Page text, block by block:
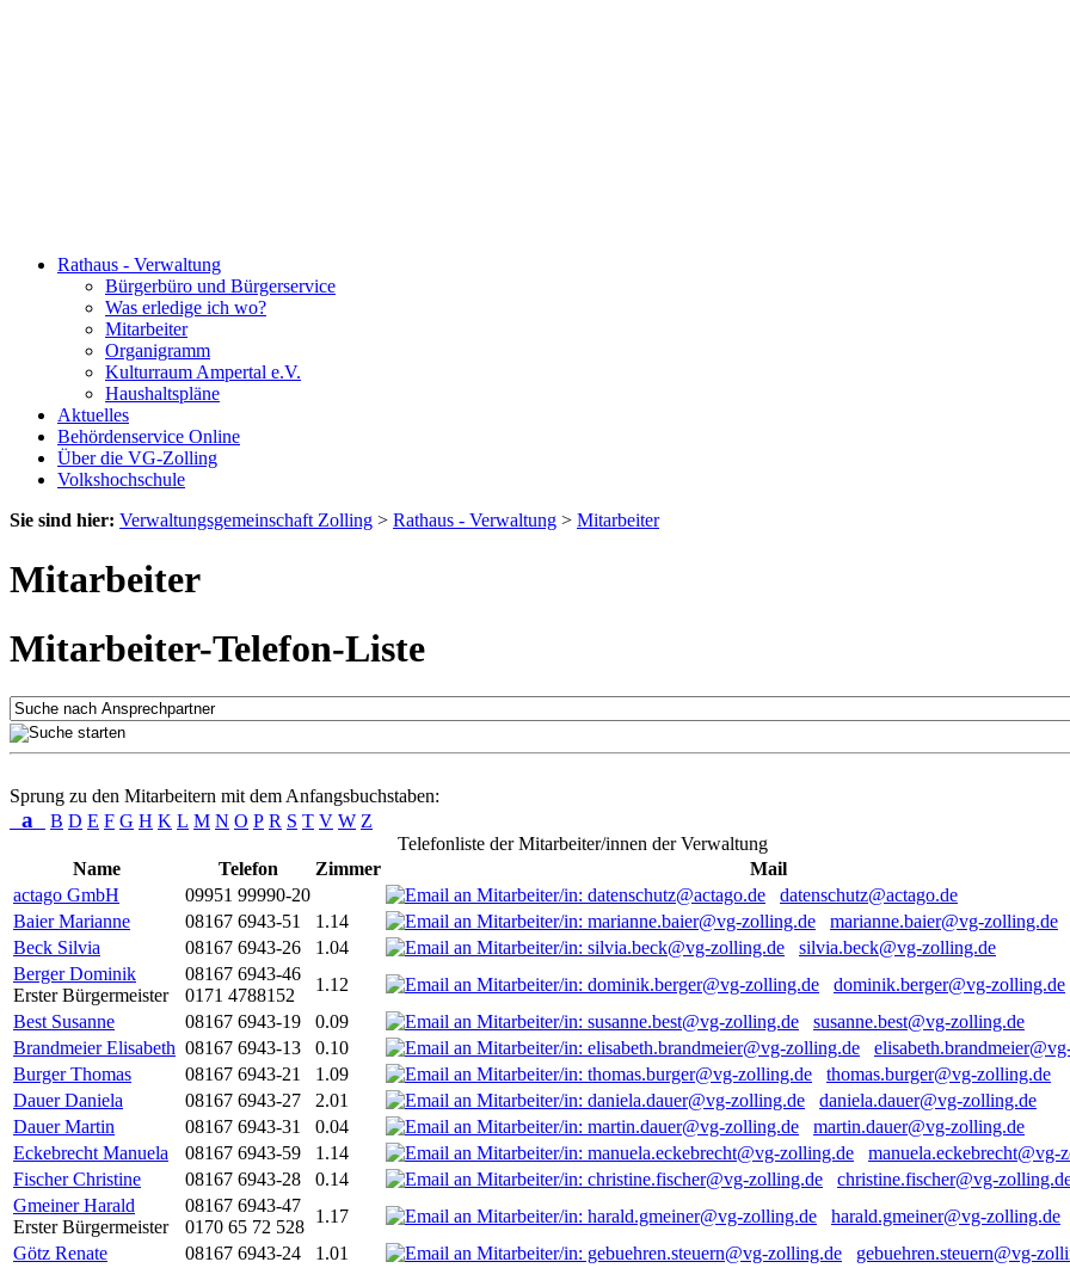
Rathaus - Verwaltung
Bürgerbüro und Bürgerservice
Was erledige ich wo?
Mitarbeiter
Organigramm
Kulturraum Ampertal e.V.
Haushaltspläne
Aktuelles
Behördenservice Online
Über die VG-Zolling
Volkshochschule
Sie sind hier: Verwaltungsgemeinschaft Zolling > Rathaus - Verwaltung > Mitarbeiter
Mitarbeiter
Mitarbeiter-Telefon-Liste
Sprung zu den Mitarbeitern mit dem Anfangsbuchstaben:
a B D E F G H K L M N O P R S T V W Z
Telefonliste der Mitarbeiter/innen der Verwaltung
Name
Telefon Zimmer
Mail
actago GmbH
09951 99990-20
datenschutz@actago.de
Baier Marianne
08167 6943-51 1.14
marianne.baier@vg-zolling.de
Beck Silvia
08167 6943-26 1.04
silvia.beck@vg-zolling.de
Berger Dominik
Erster Bürgermeister
08167 6943-46
0171 4788152
1.12
dominik.berger@vg-zolling.de
Best Susanne
08167 6943-19 0.09
susanne.best@vg-zolling.de
Brandmeier Elisabeth 08167 6943-13 0.10
Burger Thomas
08167 6943-21 1.09
thomas.burger@vg-zolling.de
Dauer Daniela
08167 6943-27 2.01
daniela.dauer@vg-zolling.de
Dauer Martin
08167 6943-31 0.04
martin.dauer@vg-zolling.de
Eckebrecht Manuela
08167 6943-59 1.14
manuela.eckebrecht@vg-
Fischer Christine
08167 6943-28 0.14
christine.fischer@vg-
Gmeiner Harald
Erster Bürgermeister
08167 6943-47
0170 65 72 528
1.17
harald.gmeiner@vg-zolling.de
Götz Renate
08167 6943-24 1.01
gebuehren.steuern@vg-